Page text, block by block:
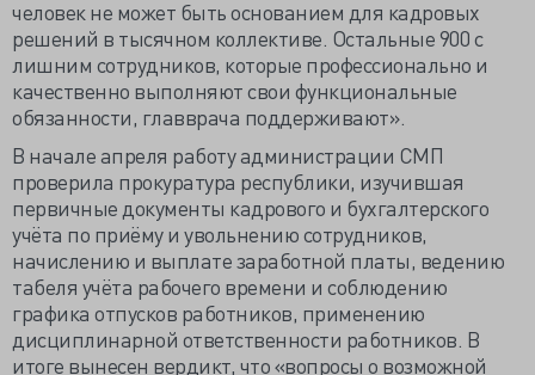
человек не может быть основанием для кадровых
решений в тысячном коллективе. Остальные 900 с
лишним сотрудников, которые профессионально и
качественно выполняют свои функциональные
обязанности, главврача поддерживают».
В начале апреля работу администрации СМП
проверила прокуратура республики, изучившая
первичные документы кадрового и бухгалтерского
учёта по приёму и увольнению сотрудников,
начислению и выплате заработной платы, ведению
табеля учёта рабочего времени и соблюдению
графика отпусков работников, применению
дисциплинарной ответственности работников. В
итоге вынесен вердикт, что «вопросы о возможной